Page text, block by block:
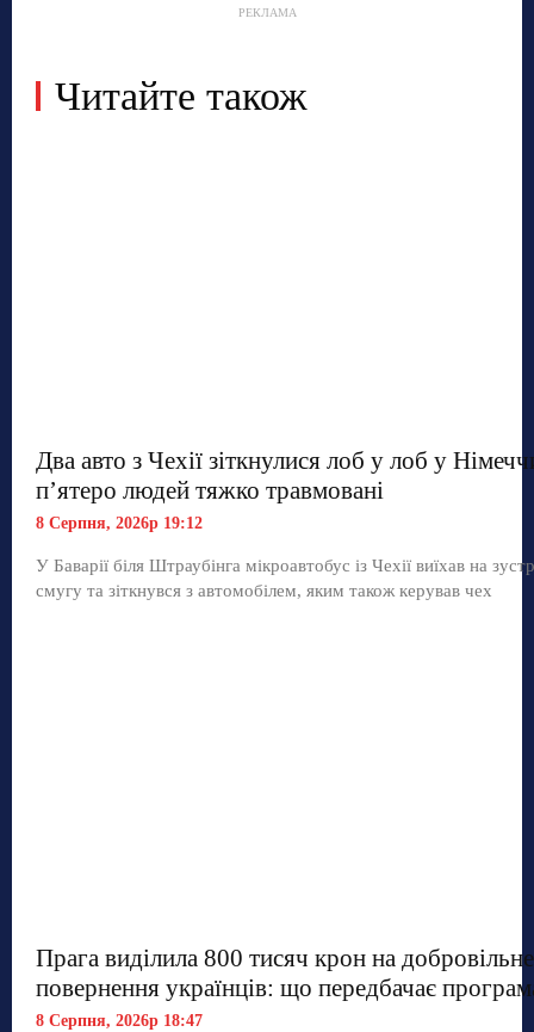
РЕКЛАМА
Читайте також
Два авто з Чехії зіткнулися лоб у лоб у
п’ятеро людей тяжко травмовані
8 Серпня, 2026р 19:12
У Баварії біля Штраубінга мікроавтобус із Чехії виїхав на
смугу та зіткнувся з автомобілем, яким також керував чех
Прага виділила 800 тисяч крон на добровільне
повернення українців: що передбачає
8 Серпня, 2026р 18:47